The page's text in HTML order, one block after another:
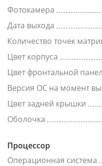
Фотокамера
Дата выхода
Количество точек
Цвет корпуса
Цвет фронтальной
Версия ОС на момент
Цвет задней крышки
Оболочка
Процессор
Операционная система